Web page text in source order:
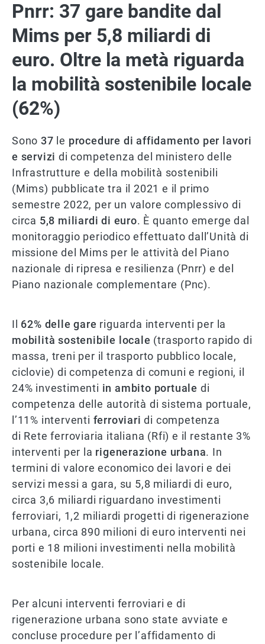
Pnrr: 37 gare bandite dal
Mims per 5,8 miliardi di
euro. Oltre la metà riguarda
la mobilità sostenibile locale
(62%)
Sono 37 le procedure di affidamento per lavori
e servizi di competenza del ministero delle
Infrastrutture e della mobilità sostenibili
(Mims) pubblicate tra il 2021 e il primo
semestre 2022, per un valore complessivo di
circa 5,8 miliardi di euro. È quanto emerge dal
monitoraggio periodico effettuato dall’Unità di
missione del Mims per le attività del Piano
nazionale di ripresa e resilienza (Pnrr) e del
Piano nazionale complementare (Pnc).
Il 62% delle gare riguarda interventi per la
mobilità sostenibile locale (trasporto rapido di
massa, treni per il trasporto pubblico locale,
ciclovie) di competenza di comuni e regioni, il
24% investimenti in ambito portuale di
competenza delle autorità di sistema portuale,
l’11% interventi ferroviari di competenza
di Rete ferroviaria italiana (Rfi) e il restante 3%
interventi per la rigenerazione urbana. In
termini di valore economico dei lavori e dei
servizi messi a gara, su 5,8 miliardi di euro,
circa 3,6 miliardi riguardano investimenti
ferroviari, 1,2 miliardi progetti di rigenerazione
urbana, circa 890 milioni di euro interventi nei
porti e 18 milioni investimenti nella mobilità
sostenibile locale.
Per alcuni interventi ferroviari e di
rigenerazione urbana sono state avviate e
concluse procedure per l’affidamento di